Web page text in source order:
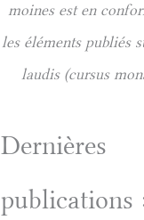
moines est en
les éléments publiés
laudis (cursus
Dernières
publications